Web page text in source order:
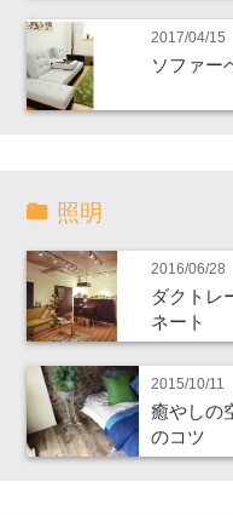
2017/04/15
ソファー
照明
2016/06/28
ダクトレ
ネート
2015/10/11
癒やしの
のコツ